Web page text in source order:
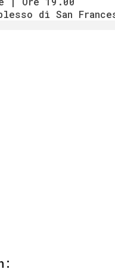
di San